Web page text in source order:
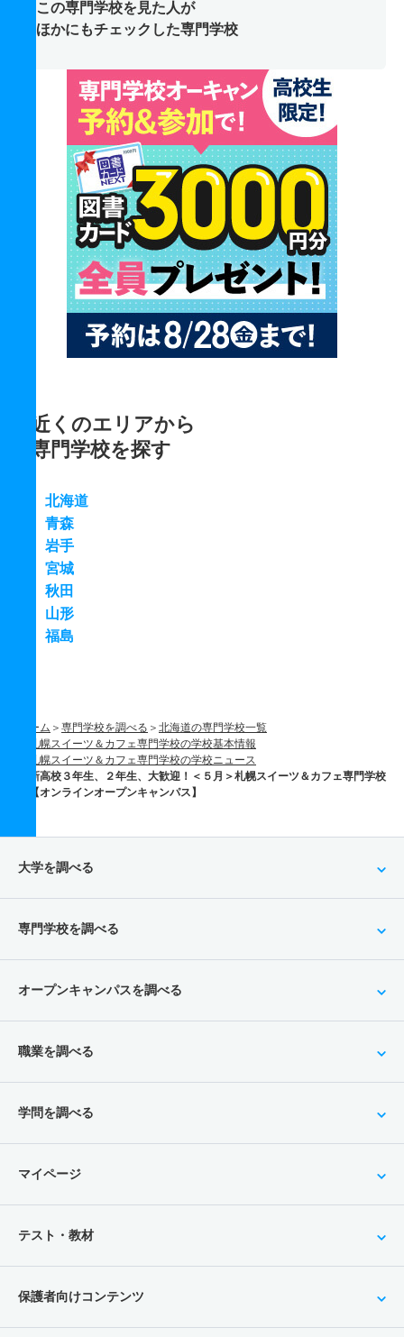
この専門学校を見た人が
ほかにもチェックした専門学校
近くのエリアから
専門学校を探す
北海道
青森
岩手
宮城
秋田
山形
福島
ホーム 専門学校を調べる
北海道の専門学校一覧
札幌スイーツ＆カフェ専門学校の学校基本情報
札幌スイーツ＆カフェ専門学校の学校ニュース
新高校３年生、２年生、大歓迎！＜５月＞札幌スイーツ＆カフェ専門学校
【オンラインオープンキャンパス】
大学を調べる
専門学校を調べる
オープンキャンパスを調べる
職業を調べる
学問を調べる
マイページ
テスト・教材
保護者向けコンテンツ